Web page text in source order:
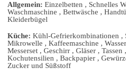
Allgemein: Einzelbetten , Schnelles
Waschmaschine , Bettwäsche ,
Kleiderbügel
Küche: Kühl-Gefrierkombinationen ,
Mikrowelle , Kaffeemaschine ,
Messerset , Geschirr , Gläser , Tassen
Kochutensilien , Backpapier ,
Zucker und Süßstoff